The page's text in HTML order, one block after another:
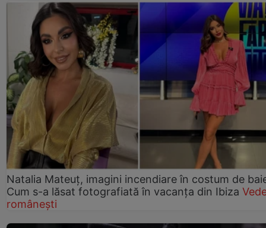
Natalia Mateuț, imagini incendiare în costum de
Cum s-a lăsat fotografiată în vacanța din Ibiza
românești